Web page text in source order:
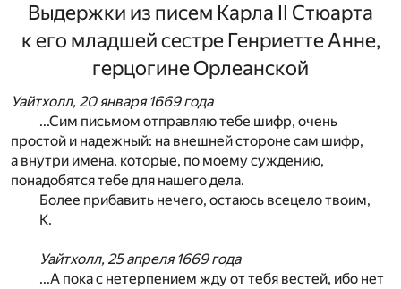
Выдержки из писем Карла II Стюарта
к его младшей сестре Генриетте Анне,
герцогине Орлеанской
Уайтхолл, 20 января 1669 года
...Сим письмом отправляю тебе шифр, очень
простой и надежный: на внешней стороне сам шифр,
а внутри имена, которые, по моему суждению,
понадобятся тебе для нашего дела.
Более прибавить нечего, остаюсь всецело твоим,
К.
Уайтхолл, 25 апреля 1669 года
...А пока с нетерпением жду от тебя вестей, ибо нет